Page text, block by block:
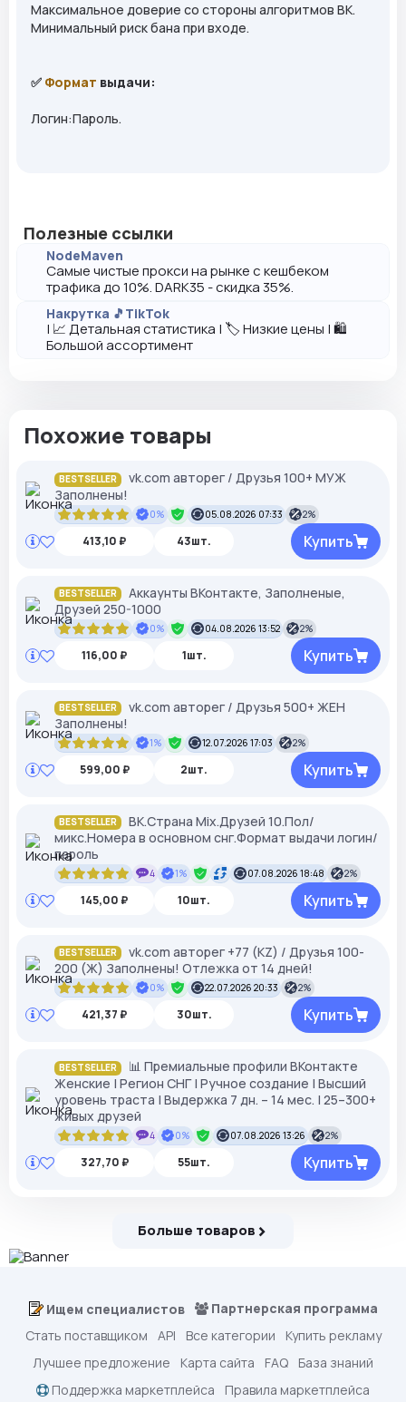
Максимальное доверие со стороны алгоритмов ВК.
Минимальный риск бана при входе.
✅ Формат выдачи:
Логин:Пароль.
Полезные ссылки
NodeMaven
Самые чистые прокси на рынке с кешбеком
трафика до 10%. DARK35 - скидка 35%.
Накрутка 🎵TikTok
| 📈 Детальная статистика | 🏷️ Низкие цены | 🛍️
Большой ассортимент
Похожие товары
BESTSELLER
vk.com авторег / Друзья 100+ МУЖ
Заполнены!
0% 05.08.2026 07:33 2%
413,10 ₽ 43шт. Купить
BESTSELLER
Аккаунты ВКонтакте, Заполненые,
Друзей 250-1000
0% 04.08.2026 13:52 2%
116,00 ₽ 1шт. Купить
BESTSELLER
vk.com авторег / Друзья 500+ ЖЕН
Заполнены!
1% 12.07.2026 17:03 2%
599,00 ₽ 2шт. Купить
BESTSELLER
ВК.Страна Mix.Друзей 10.Пол/
микс.Номера в основном снг.Формат выдачи логин/
пароль
4 1% 07.08.2026 18:48 2%
145,00 ₽ 10шт. Купить
BESTSELLER
vk.com авторег +77 (KZ) / Друзья 100-
200 (Ж) Заполнены! Отлежка от 14 дней!
0% 22.07.2026 20:33 2%
421,37 ₽ 30шт. Купить
BESTSELLER
📊 Премиальные профили ВКонтакте
Женские | Регион СНГ | Ручное создание | Высший
уровень траста | Выдержка 7 дн. – 14 мес. | 25–300+
живых друзей
4 0% 07.08.2026 13:26 2%
327,70 ₽ 55шт. Купить
Больше товаров
Ищем специалистов
Партнерская программа
Стать поставщиком
API Все категории
Купить рекламу
Лучшее предложение
Карта сайта FAQ
База знаний
Поддержка маркетплейса
Правила маркетплейса